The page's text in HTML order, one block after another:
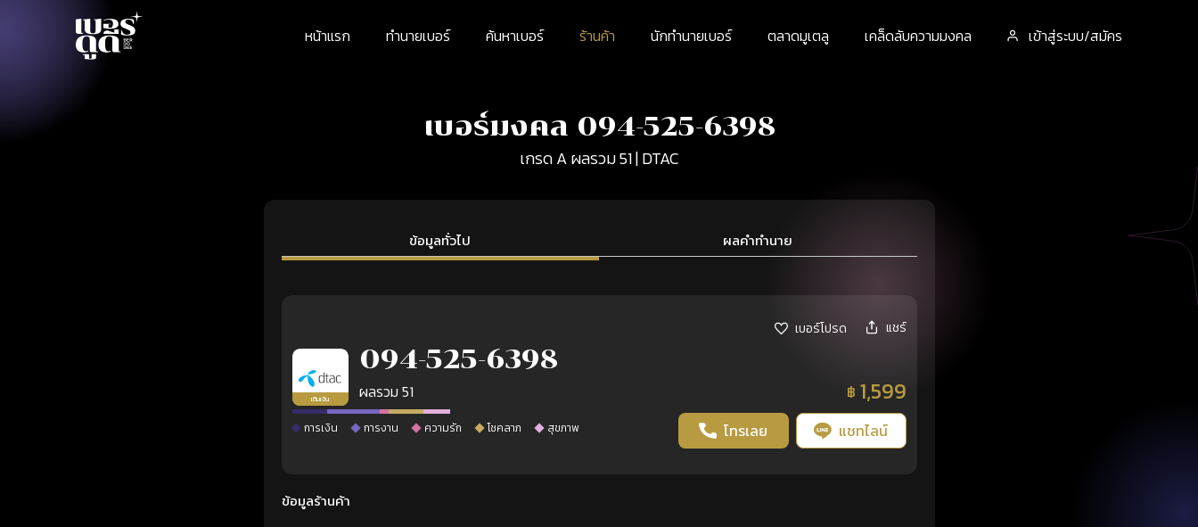
หน้าแรก ทำนายเบอร์ ค้นหาเบอร์ ร้านค้า นักทำนายเบอร์ ตลาดมูเตลู เคล็ดลับความมงคล เข้าสู่ระบบ/สมัคร
เบอร์มงคล 094-525-6398
เกรด A ผลรวม 51 | DTAC
ข้อมูลทั่วไป ผลคำทำนาย
เบอร์โปรด แชร์
เติมเงิน
094-525-6398
ผลรวม 51 ฿ 1,599
การเงิน การงาน ความรัก โชคลาภ สุขภาพ โทรเลย แชทไลน์
ข้อมูลร้านค้า